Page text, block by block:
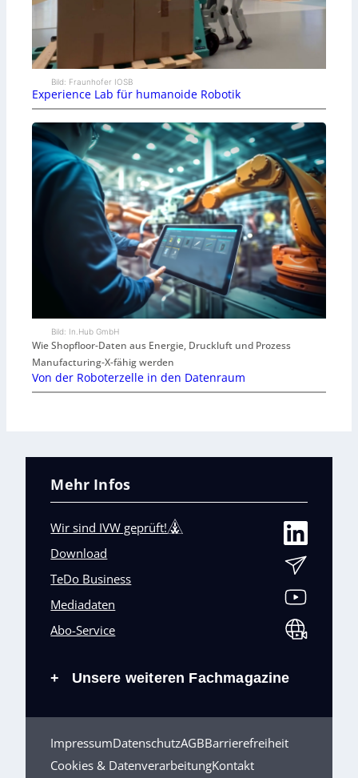
Bild: Fraunhofer IOSB
Experience Lab für humanoide Robotik
Bild: In.Hub GmbH
Wie Shopfloor-Daten aus Energie, Druckluft und Prozess
Manufacturing-X-fähig werden
Von der Roboterzelle in den Datenraum
Mehr Infos
Wir sind IVW geprüft!
Download
TeDo Business
Mediadaten
Abo-Service
+ Unsere weiteren Fachmagazine
ImpressumDatenschutzAGBBarrierefreiheit
Cookies & DatenverarbeitungKontakt